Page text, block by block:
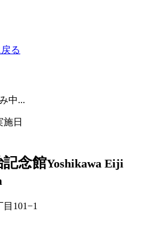
る
中...
施日
記念館Yoshikawa Eiji
101−1